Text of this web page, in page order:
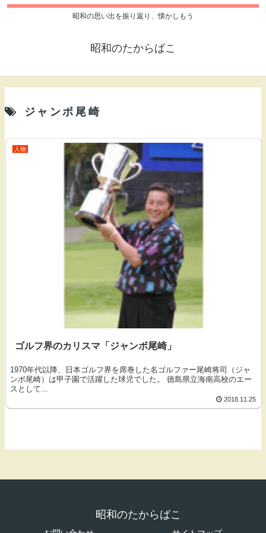
昭和の思い出を振り返り、懐かしもう
昭和のたからばこ
ジャンボ尾崎
人物
ゴルフ界のカリスマ「ジャンボ尾崎」
1970年代以降、日本ゴルフ界を席巻した名ゴルファー尾崎将司（ジャ
ンボ尾崎）は甲子園で活躍した球児でした。 徳島県立海南高校のエー
スとして...
2018.11.25
昭和のたからばこ